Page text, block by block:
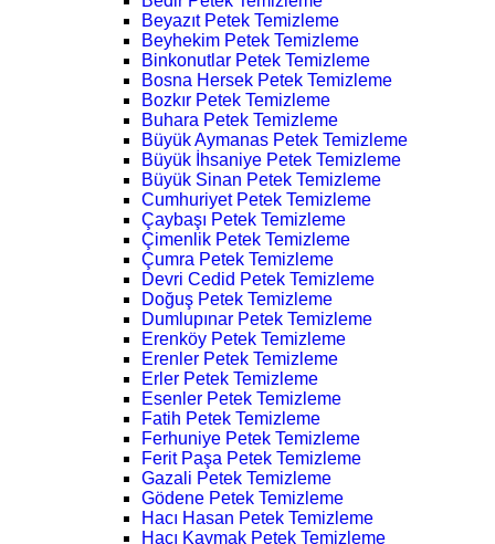
Beyazıt Petek Temizleme
Beyhekim Petek Temizleme
Binkonutlar Petek Temizleme
Bosna Hersek Petek Temizleme
Bozkır Petek Temizleme
Buhara Petek Temizleme
Büyük Aymanas Petek Temizleme
Büyük İhsaniye Petek Temizleme
Büyük Sinan Petek Temizleme
Cumhuriyet Petek Temizleme
Çaybaşı Petek Temizleme
Çimenlik Petek Temizleme
Çumra Petek Temizleme
Devri Cedid Petek Temizleme
Doğuş Petek Temizleme
Dumlupınar Petek Temizleme
Erenköy Petek Temizleme
Erenler Petek Temizleme
Erler Petek Temizleme
Esenler Petek Temizleme
Fatih Petek Temizleme
Ferhuniye Petek Temizleme
Ferit Paşa Petek Temizleme
Gazali Petek Temizleme
Gödene Petek Temizleme
Hacı Hasan Petek Temizleme
Hacı Kaymak Petek Temizleme